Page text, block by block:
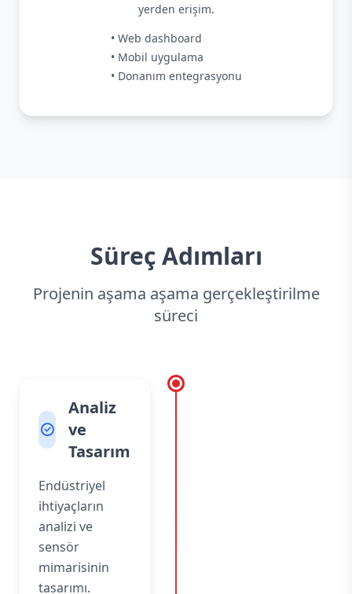
yerden erişim.
• Web dashboard
• Mobil uygulama
• Donanım entegrasyonu
Süreç Adımları
Projenin aşama aşama gerçekleştirilme
süreci
Analiz
ve
Tasarım
Endüstriyel
ihtiyaçların
analizi ve
sensör
mimarisinin
tasarımı.